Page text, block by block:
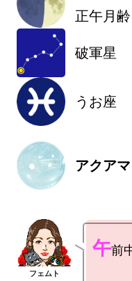
正午月
破軍星
うお座
アクア
午前